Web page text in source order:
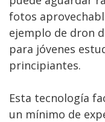
fotos
ejemplo de dron
para jóvenes
principiantes.
Esta tecnología
un mínimo de